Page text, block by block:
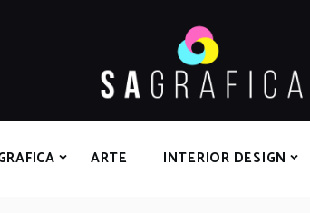
ARTE INTERIOR DESIGN
DESIGN